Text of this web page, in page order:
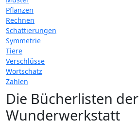
Pflanzen
Rechnen
Schattierungen
Symmetrie
Tiere
Verschlüsse
Wortschatz
Zahlen
Die Bücherlisten der
Wunderwerkstatt